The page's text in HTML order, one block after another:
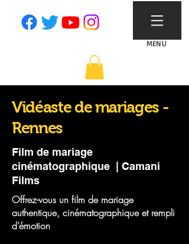
MENU
Vidéaste de mariages -
Rennes
Film de mariage
cinématographique | Camani
Films
Offrez-vous un film de mariage
authentique, cinématographique et rempli
d’émotion